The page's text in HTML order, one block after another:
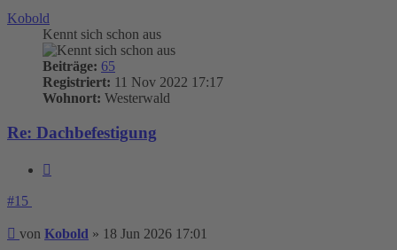
Kobold
Kennt sich schon aus
Beiträge: 65
Registriert: 11 Nov 2022 17:17
Wohnort: Westerwald
Re: Dachbefestigung
#15
Beitrag
von Kobold » 18 Jun 2026 17:01